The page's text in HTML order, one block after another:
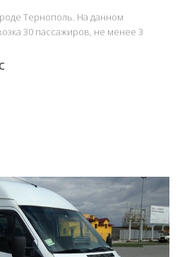
Тернополь. На данном
30 пассажиров, не менее 3